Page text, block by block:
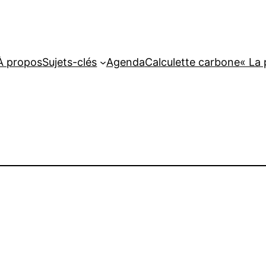
proposSujets-clés AgendaCalculette carbone« La